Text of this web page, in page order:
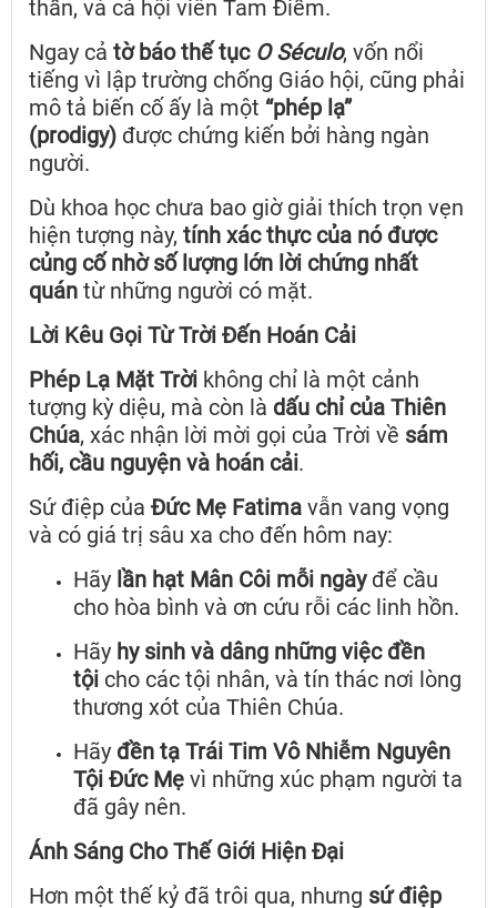
thần, và cả hội viên Tam Điểm.
Ngay cả tờ báo thế tục O Século, vốn nổi
tiếng vì lập trường chống Giáo hội, cũng phải
mô tả biến cố ấy là một “phép lạ”
(prodigy) được chứng kiến bởi hàng ngàn
người.
Dù khoa học chưa bao giờ giải thích trọn vẹn
hiện tượng này, tính xác thực của nó được
củng cố nhờ số lượng lớn lời chứng nhất
quán từ những người có mặt.
Lời Kêu Gọi Từ Trời Đến Hoán Cải
Phép Lạ Mặt Trời không chỉ là một cảnh
tượng kỳ diệu, mà còn là dấu chỉ của Thiên
Chúa, xác nhận lời mời gọi của Trời về sám
hối, cầu nguyện và hoán cải.
Sứ điệp của Đức Mẹ Fatima vẫn vang vọng
và có giá trị sâu xa cho đến hôm nay:
Hãy lần hạt Mân Côi mỗi ngàyđể cầu
cho hòa bình và ơn cứu rỗi các linh hồn.
Hãy hy sinh và dâng những việc đền
tội cho các tội nhân, và tín thác nơi lòng
thương xót của Thiên Chúa.
Hãy đền tạ Trái Tim Vô Nhiễm Nguyên
Tội Đức Mẹ vì những xúc phạm người ta
đã gây nên.
Ánh Sáng Cho Thế Giới Hiện Đại
Hơn một thế kỷ đã trôi qua, nhưng sứ điệp